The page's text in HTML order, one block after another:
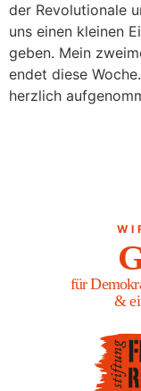
der Revolutionale
uns einen kleinen
geben. Mein
endet diese
herzlich
für
&